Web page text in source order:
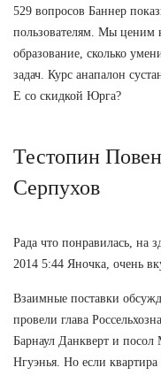
529 вопросов Баннер
пользователям. Мы ценим
образование, сколько
задач. Курс анапалон
E со скидкой Юрга?
Тестопин
Серпухов
Рада что понравилась, на
2014 5:44 Яночка, очень
Взаимные поставки
провели глава
Барнаул Данкверт и
Нгуэнья. Но если